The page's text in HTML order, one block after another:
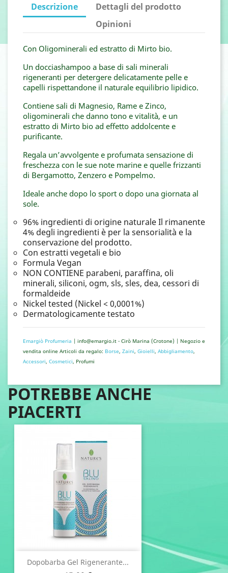
Descrizione
Dettagli del prodotto
Opinioni
Con Oligominerali ed estratto di Mirto bio.
Un docciashampoo a base di sali minerali
rigeneranti per detergere delicatamente pelle e
capelli rispettandone il naturale equilibrio lipidico.
Contiene sali di Magnesio, Rame e Zinco,
oligominerali che danno tono e vitalità, e un
estratto di Mirto bio ad effetto addolcente e
purificante.
Regala un’avvolgente e profumata sensazione di
freschezza con le sue note marine e quelle frizzanti
di Bergamotto, Zenzero e Pompelmo.
Ideale anche dopo lo sport o dopo una giornata al
sole.
96% ingredienti di origine naturale Il rimanente
4% degli ingredienti è per la sensorialità e la
conservazione del prodotto.
Con estratti vegetali e bio
Formula Vegan
NON CONTIENE parabeni, paraffina, oli
minerali, siliconi, ogm, sls, sles, dea, cessori di
formaldeide
Nickel tested (Nickel < 0,0001%)
Dermatologicamente testato
Emargiò Profumeria | info@emargio.it - Cirò Marina (Crotone) | Negozio e
vendita online Articoli da regalo: Borse, Zaini, Gioielli, Abbigliamento,
Accessori, Cosmetici, Profumi
POTREBBE ANCHE
PIACERTI
Dopobarba Gel Rigenerante...